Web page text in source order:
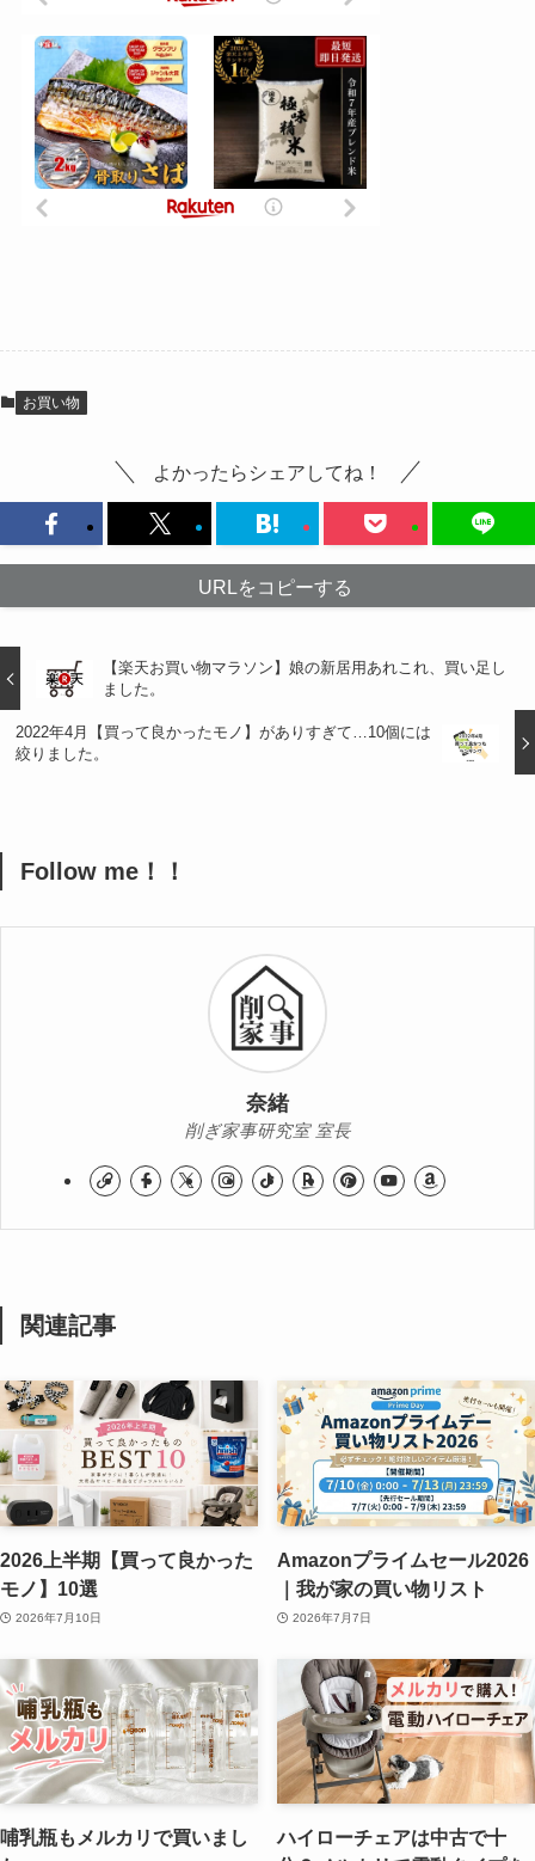
お買い物
よかったらシェアしてね！
URLをコピーする
【楽天お買い物マラソン】娘の新居用あれこれ、買い足し
ました。
2022年4月【買って良かったモノ】がありすぎて…10個には
絞りました。
Follow me！！
奈緒
削ぎ家事研究室 室長
関連記事
2026上半期【買って良かった
モノ】10選
2026年7月10日
Amazonプライムセール2026
｜我が家の買い物リスト
2026年7月7日
哺乳瓶もメルカリで買いまし
ハイローチェアは中古で十